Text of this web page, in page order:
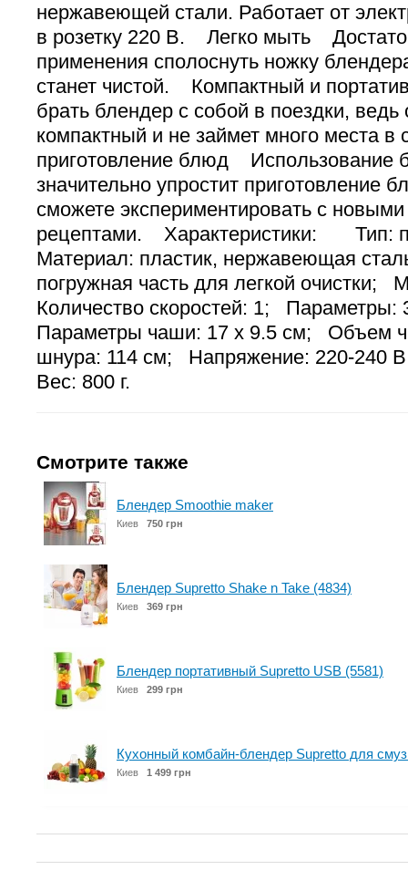
нержавеющей стали. Работает от
в розетку 220 В. Легко мыть
применения сполоснуть ножку
станет чистой. Компактный и
брать блендер с собой в поездки, ведь
компактный и не займет много места
приготовление блюд Использование
значительно упростит приготовление
сможете экспериментировать с новыми
рецептами. Характеристики: Тип:
Материал: пластик, нержавеющая
погружная часть для легкой
Количество скоростей: 1;
Параметры чаши: 17 х 9.5 см; Объем
шнура: 114 см; Напряжение: 220-
Вес: 800 г.
Смотрите также
Блендер Smoothie maker
Киев 750 грн
Блендер Supretto Shake n Take (4834)
Киев 369 грн
Блендер портативный Supretto USB (5581)
Киев 299 грн
Кухонный комбайн-блендер Supretto для
Киев 1 499 грн